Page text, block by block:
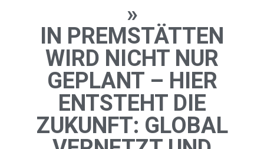
»
IN PREMSTÄTTEN
WIRD NICHT NUR
GEPLANT – HIER
ENTSTEHT DIE
ZUKUNFT: GLOBAL